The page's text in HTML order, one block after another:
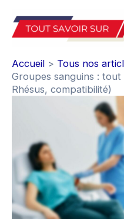
contenu
Accueil
Tous nos
Groupes sanguins : tout
Rhésus, compatibilité)